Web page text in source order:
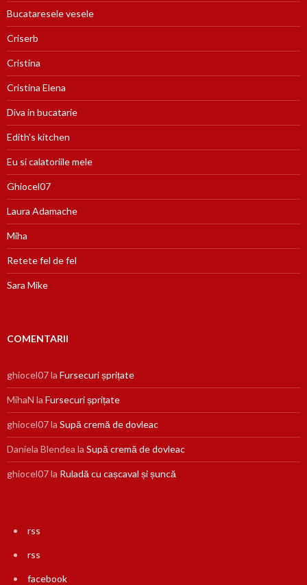
Bucataresele vesele
Criserb
Cristina
Cristina Elena
Diva in bucatarie
Edith's kitchen
Eu si calatoriile mele
Ghiocel07
Laura Adamache
Miha
Retete fel de fel
Sara Mike
COMENTARII
ghiocel07la Fursecuri șprițate
MihaN la Fursecuri șprițate
ghiocel07la Supă cremă de dovleac
Daniela Blendea la Supă cremă de dovleac
ghiocel07la Ruladă cu cașcaval și șuncă
rss
rss
facebook